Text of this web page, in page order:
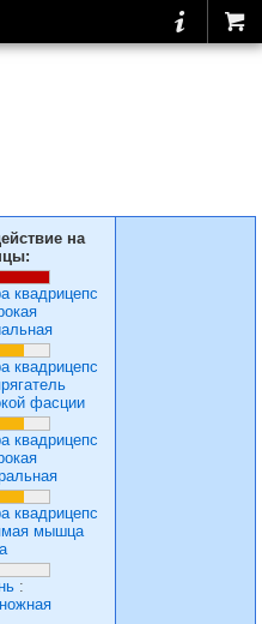
на
квадрицепс
квадрицепс
фасции
квадрицепс
квадрицепс
мышца
: